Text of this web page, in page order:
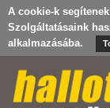
A cookie-k
Szolgáltatásaink
alkalmazásába.